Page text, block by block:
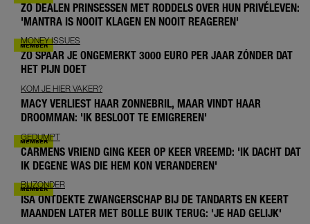
ZO DEALEN PRINSESSEN MET RODDELS OVER HUN PRIVÉLEVEN:
'MANTRA IS NOOIT KLAGEN EN NOOIT REAGEREN'
MONEY ISSUES
ZO SPAAR JE ONGEMERKT 3000 EURO PER JAAR ZÓNDER DAT
HET PIJN DOET
KOM JE HIER VAKER?
MACY VERLIEST HAAR ZONNEBRIL, MAAR VINDT HAAR
DROOMMAN: 'IK BESLOOT TE EMIGREREN'
GEDUMPT
CARMENS VRIEND GING KEER OP KEER VREEMD: 'IK DACHT DAT
IK DEGENE WAS DIE HEM KON VERANDEREN'
BIJZONDER
ISA ONTDEKTE ZWANGERSCHAP BIJ DE TANDARTS EN KEERT
MAANDEN LATER MET BOLLE BUIK TERUG: 'JE HAD GELIJK'